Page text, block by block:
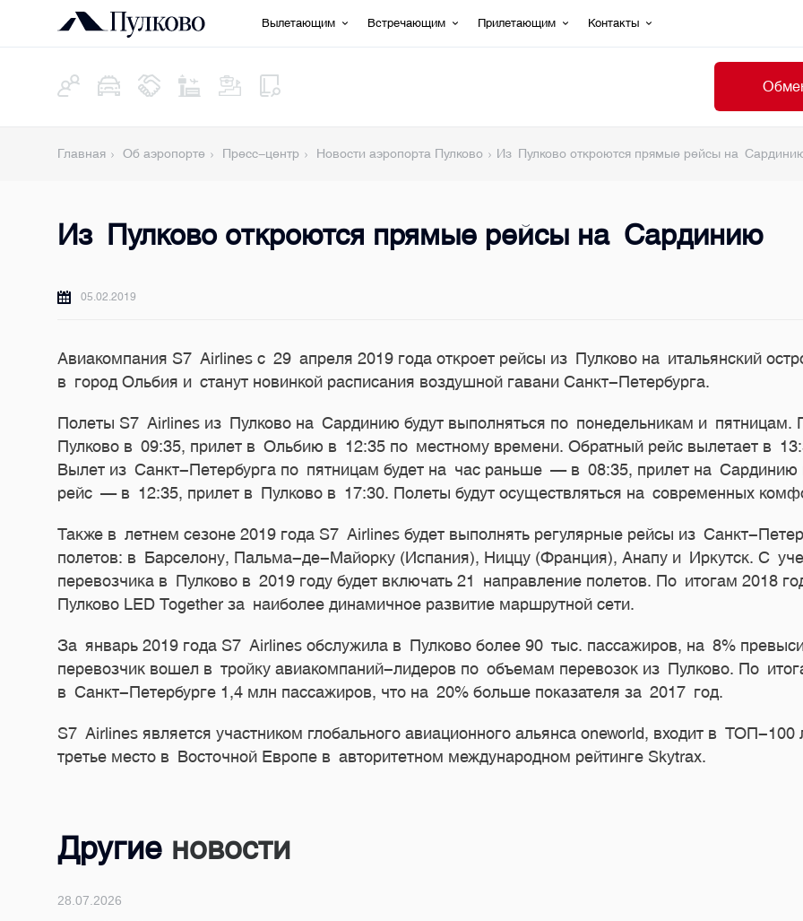
Вылетающим Встречающим Прилетающим Контакты
Главная Об аэропорте Пресс-центр Новости аэропорта Пулково Из Пулково откроются прямые рейсы на
Из Пулково откроются прямые рейсы на Сардинию
05.02.2019
Авиакомпания S7 Airlines с 29 апреля 2019 года откроет рейсы из Пулково на итальянский
в город Ольбия и станут новинкой расписания воздушной гавани Санкт-Петербурга.
Полеты S7 Airlines из Пулково на Сардинию будут выполняться по понедельникам и пятницам.
Пулково в 09:35, прилет в Ольбию в 12:35 по местному времени. Обратный рейс вылетает в
Вылет из Санкт-Петербурга по пятницам будет на час раньше — в 08:35, прилет на
рейс — в 12:35, прилет в Пулково в 17:30. Полеты будут осуществляться на современных
Также в летнем сезоне 2019 года S7 Airlines будет выполнять регулярные рейсы из Санкт-
полетов: в Барселону, Пальма-де-Майорку (Испания), Ниццу (Франция), Анапу и Иркутск. С
перевозчика в Пулково в 2019 году будет включать 21 направление полетов. По итогам 2018
Пулково LED Together за наиболее динамичное развитие маршрутной сети.
За январь 2019 года S7 Airlines обслужила в Пулково более 90 тыс. пассажиров, на 8%
перевозчик вошел в тройку авиакомпаний-лидеров по объемам перевозок из Пулково. По
в Санкт-Петербурге 1,4 млн пассажиров, что на 20% больше показателя за 2017 год.
S7 Airlines является участником глобального авиационного альянса oneworld, входит в ТОП-
третье место в Восточной Европе в авторитетном международном рейтинге Skytrax.
Другие новости
28.07.2026